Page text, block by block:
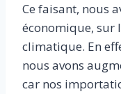
Ce faisant, nous
économique, sur
climatique. En
nous avons
car nos